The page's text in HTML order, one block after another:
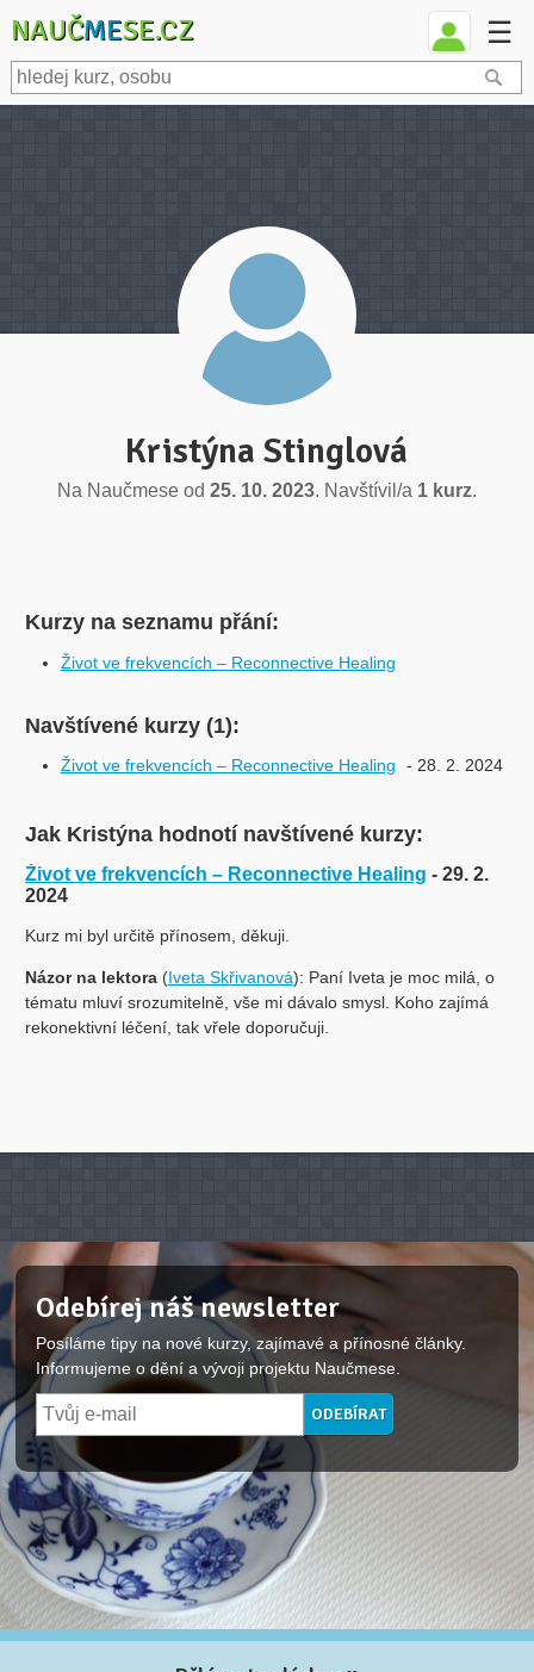
NAUČMESE.CZ ☰
Kristýna Stinglová
Na Naučmese od 25. 10. 2023. Navštívil/a 1 kurz.
Kurzy na seznamu přání:
Život ve frekvencích – Reconnective Healing
Navštívené kurzy (1):
Život ve frekvencích – Reconnective Healing - 28. 2. 2024
Jak Kristýna hodnotí navštívené kurzy:
Život ve frekvencích – Reconnective Healing - 29. 2.
2024
Kurz mi byl určitě přínosem, děkuji.
Názor na lektora(Iveta Skřivanová): Paní Iveta je moc milá, o
tématu mluví srozumitelně, vše mi dávalo smysl. Koho zajímá
rekonektivní léčení, tak vřele doporučuji.
Odebírej náš newsletter
Posíláme tipy na nové kurzy, zajímavé a přínosné články.
Informujeme o dění a vývoji projektu Naučmese.